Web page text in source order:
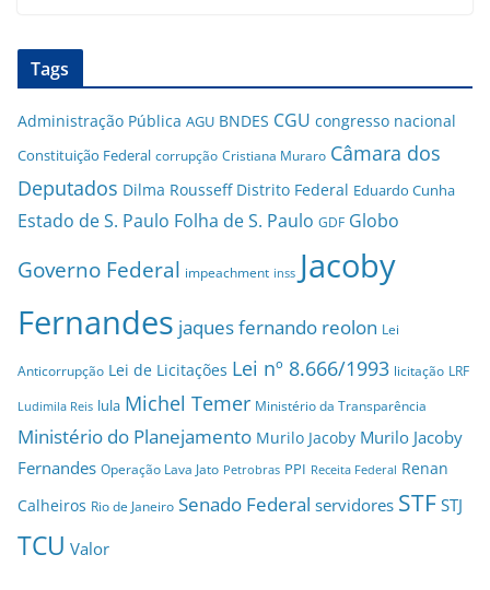
Tags
Administração Pública AGU BNDES CGU congresso nacional
Constituição Federal corrupção Cristiana Muraro Câmara dos
Deputados Dilma Rousseff Distrito Federal Eduardo Cunha
Estado de S. Paulo Folha de S. Paulo GDF Globo
Governo Federal impeachment inss Jacoby
Fernandes jaques fernando reolon Lei
Anticorrupção Lei de Licitações Lei nº 8.666/1993 licitação LRF
Ludimila Reis lula Michel Temer Ministério da Transparência
Ministério do Planejamento Murilo Jacoby Murilo Jacoby
Fernandes Operação Lava Jato Petrobras PPI Receita Federal Renan
Calheiros Rio de Janeiro Senado Federal servidores STF STJ
TCU Valor